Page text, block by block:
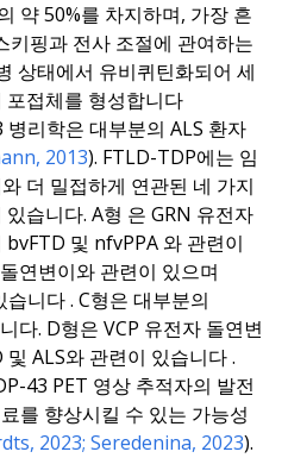
약 50%를 차지하며, 가장 흔
키핑과 전사 조절에 관여하는
상태에서 유비퀴틴화되어 세
접체를 형성합니다
병리학은 대부분의 ALS 환자
2013). FTLD-TDP에는 임
더 밀접하게 연관된 네 가지
습니다. A형 은 GRN 유전자
bvFTD 및 nfvPPA와 관련이
돌연변이와 관련이 있으며
습니다. C형은 대부분의
다. D형은 VCP 유전자 돌연변
ALS와 관련이 있습니다.
43 PET 영상 추적자의 발전
를 향상시킬 수 있는 가능성
2023; Seredenina, 2023).